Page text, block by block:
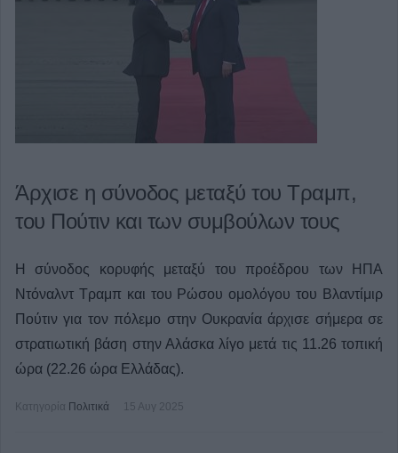
Άρχισε η σύνοδος μεταξύ του Τραμπ,
του Πούτιν και των συμβούλων τους
Η σύνοδος κορυφής μεταξύ του προέδρου των ΗΠΑ
Ντόναλντ Τραμπ και του Ρώσου ομολόγου του Βλαντίμιρ
Πούτιν για τον πόλεμο στην Ουκρανία άρχισε σήμερα σε
στρατιωτική βάση στην Αλάσκα λίγο μετά τις 11.26 τοπική
ώρα (22.26 ώρα Ελλάδας).
Κατηγορία Πολιτικά 15 Αυγ 2025